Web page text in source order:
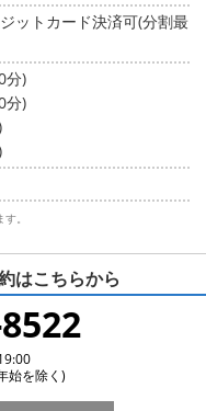
ットカード決済可(分割最
分)
分)
。
はこちらから
始を除く)